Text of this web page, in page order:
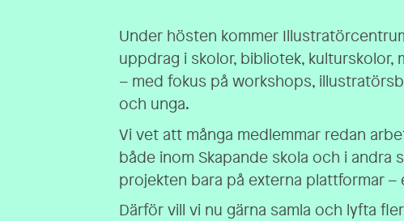
Under hösten kommer
uppdrag i skolor, bibliotek,
– med fokus på workshops,
och unga.
Vi vet att många medlemmar redan
både inom Skapande skola och i andra
projekten bara på externa plattformar –
Därför vill vi nu gärna samla och lyfta